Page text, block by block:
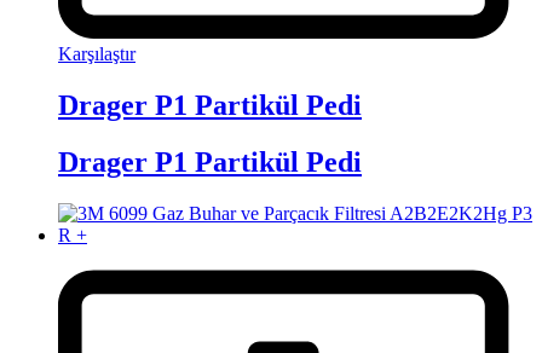
Karşılaştır
Drager P1 Partikül Pedi
Drager P1 Partikül Pedi